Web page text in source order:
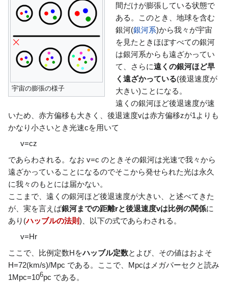
宇宙の膨張の様子
間だけが膨張している状態で
ある。このとき、地球を含む
銀河(銀河系)から我々が宇宙
を見たときほぼすべての銀河
は銀河系からも遠ざかってい
て、さらに遠くの銀河ほど早
く遠ざかっている(後退速度が
大きい)ことになる。
遠くの銀河ほど後退速度が速
いため、赤方偏移も大きく、後退速度vは赤方偏移zが1よりも
かなり小さいとき光速cを用いて
v=cz
であらわされる。なお v=c のときその銀河は光速で我々から
遠ざかっていることになるのでそこから発せられた光は永久
に我々のもとには届かない。
ここまで、遠くの銀河ほど後退速度が大きい、と述べてきた
が、実を言えば銀河までの距離rと後退速度vは比例の関係に
あり(ハッブルの法則)、以下の式であらわされる。
v=Hr
ここで、比例定数Hをハッブル定数とよび、その値はおよそ
H=72(km/s)/Mpc である。ここで、Mpcはメガパーセクと読み
1Mpc=106pc である。